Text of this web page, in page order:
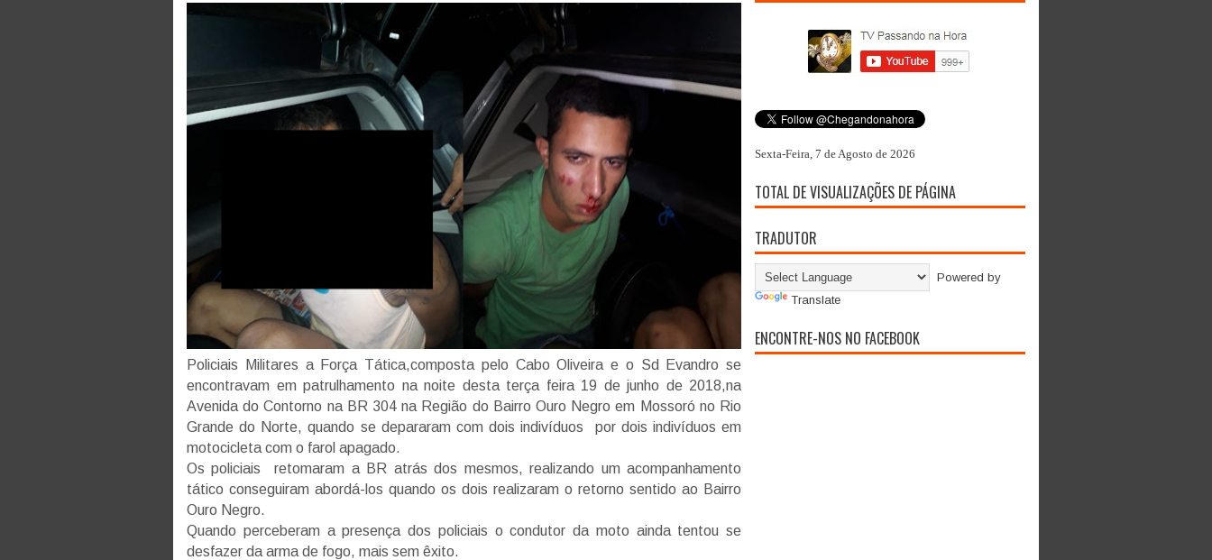
Policiais Militares a Força Tática,composta pelo Cabo Oliveira e o Sd Evandro se
encontravam em patrulhamento na noite desta terça feira 19 de junho de 2018,na
Avenida do Contorno na BR 304 na Região do Bairro Ouro Negro em Mossoró no Rio
Grande do Norte, quando se depararam com dois indivíduos por dois indivíduos em
motocicleta com o farol apagado.
Os policiais retomaram a BR atrás dos mesmos, realizando um acompanhamento
tático conseguiram abordá-los quando os dois realizaram o retorno sentido ao Bairro
Ouro Negro.
Quando perceberam a presença dos policiais o condutor da moto ainda tentou se
desfazer da arma de fogo, mais sem êxito.
Sexta-Feira, 7 de Agosto de 2026
TOTAL DE VISUALIZAÇÕES DE PÁGINA
TRADUTOR
Powered by
Translate
ENCONTRE-NOS NO FACEBOOK